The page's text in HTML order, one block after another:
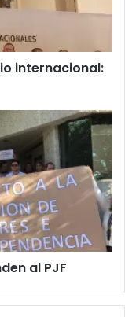
internacional:
al PJF